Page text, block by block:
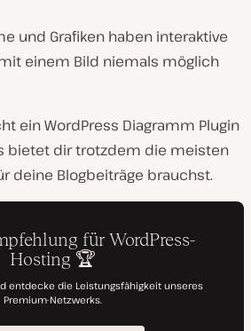
und Grafiken haben interaktive
einem Bild niemals möglich
ein WordPress Diagramm Plugin
bietet dir trotzdem die meisten
deine Blogbeiträge brauchst.